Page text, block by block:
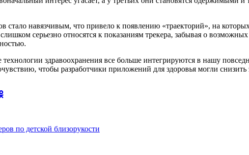
стало навязчивым, что привело к появлению «траекторий», на
слишком серьезно относятся к показаниям трекера, забывая о
технологии здравоохранения все больше интегрируются в нашу
чтобы разработчики приложений для здоровья могли
по детской близорукости